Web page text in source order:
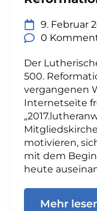
9. Februar
0
Der
500.
vergangenen
Internetseite
motivieren,
mit dem
heute
Mehr